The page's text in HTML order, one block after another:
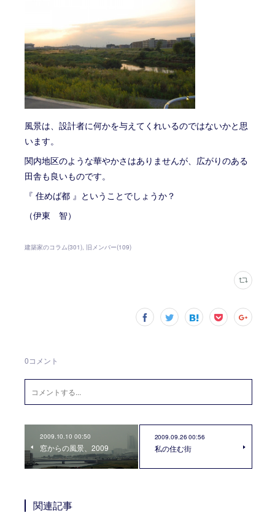
風景は、設計者に何かを与えてくれいるのではないかと思
います。
関内地区のような華やかさはありませんが、広がりのある
田舎も良いものです。
『 住めば都 』ということでしょうか？
（伊東 智）
建築家のコラム(301) 旧メンバー(109)
0コメント
2009.10.10 00:50
窓からの風景、2009
2009.09.26 00:56
私の住む街
関連記事